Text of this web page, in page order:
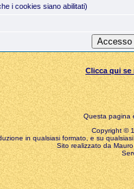
i cookies siano abilitati)
Clicca qui se
Questa pagina
Copyright ©
in qualsiasi formato, e su
Sito realizzato da